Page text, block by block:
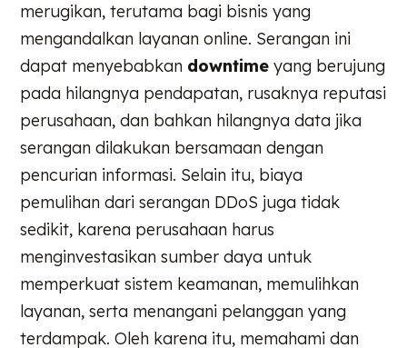
merugikan, terutama bagi bisnis yang
mengandalkan layanan online. Serangan ini
dapat menyebabkan downtime yang berujung
pada hilangnya pendapatan, rusaknya reputasi
perusahaan, dan bahkan hilangnya data jika
serangan dilakukan bersamaan dengan
pencurian informasi. Selain itu, biaya
pemulihan dari serangan DDoS juga tidak
sedikit, karena perusahaan harus
menginvestasikan sumber daya untuk
memperkuat sistem keamanan, memulihkan
layanan, serta menangani pelanggan yang
terdampak. Oleh karena itu, memahami dan